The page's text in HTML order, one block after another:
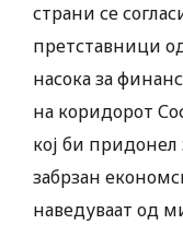
страни се
претставници
насока за
на коридорот
кој би
забрзан
наведуваат од